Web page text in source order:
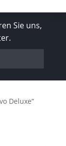
Sie uns,
Deluxe“